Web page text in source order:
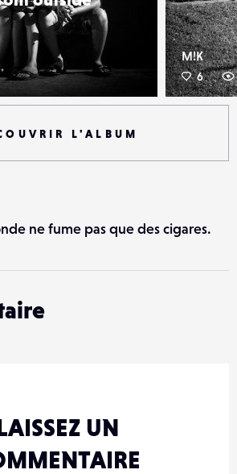
M!K
6
L'ALBUM
ne fume pas que des cigares.
UN